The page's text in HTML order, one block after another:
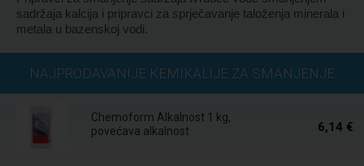
sadržaja kalcija i pripravci za sprječavanje taloženja minerala i
metala u bazenskoj vodi.
NAJPRODAVANIJE KEMIKALIJE ZA SMANJENJE
TVRDOĆE VODE
Chemoform Alkalnost 1 kg,
povećava alkalnost
6,14 €
Na zalihi